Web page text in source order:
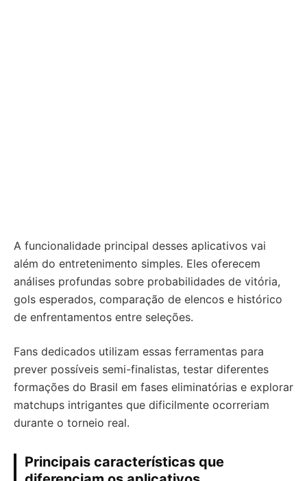
A funcionalidade principal desses aplicativos vai
além do entretenimento simples. Eles oferecem
análises profundas sobre probabilidades de vitória,
gols esperados, comparação de elencos e histórico
de enfrentamentos entre seleções.
Fans dedicados utilizam essas ferramentas para
prever possíveis semi-finalistas, testar diferentes
formações do Brasil em fases eliminatórias e explorar
matchups intrigantes que dificilmente ocorreriam
durante o torneio real.
Principais características que